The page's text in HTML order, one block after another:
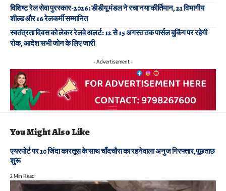
विशिष्ट रेल सेवा पुरस्कार-2026: डीडीयू मंडल ने रचा नया कीर्तिमान, 21 विभागीय
शील्ड और 16 रेलकर्मी सम्मानित
स्वतंत्रता दिवस को लेकर रेलवे अलर्ट: 12 से 15 अगस्त तक पार्सल बुकिंग पर रहेगी
रोक, आदेश सभी जोन के लिए जारी
- Advertisement -
You Might Also Like
एयरपोर्ट पर 10 जिंदा कारतूस के साथ चाँदचौरा का रहनेवाला अनुज गिरफ्तार,पूछताछ
शुरू
2 Min Read